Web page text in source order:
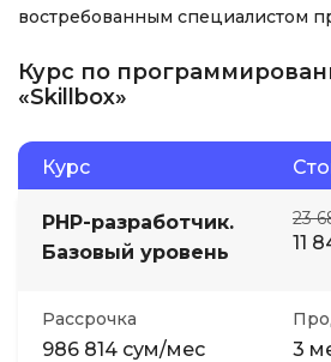
востребованным специалистом
Курс по
«Skillbox»
Курс
PHP-разработчик.
Базовый уровень
23
11
Рассрочка
986 814 сум/мес 3